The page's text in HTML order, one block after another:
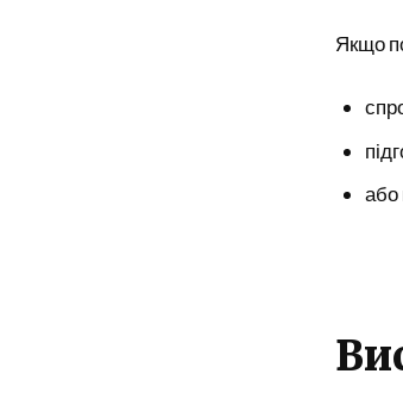
Якщо
або